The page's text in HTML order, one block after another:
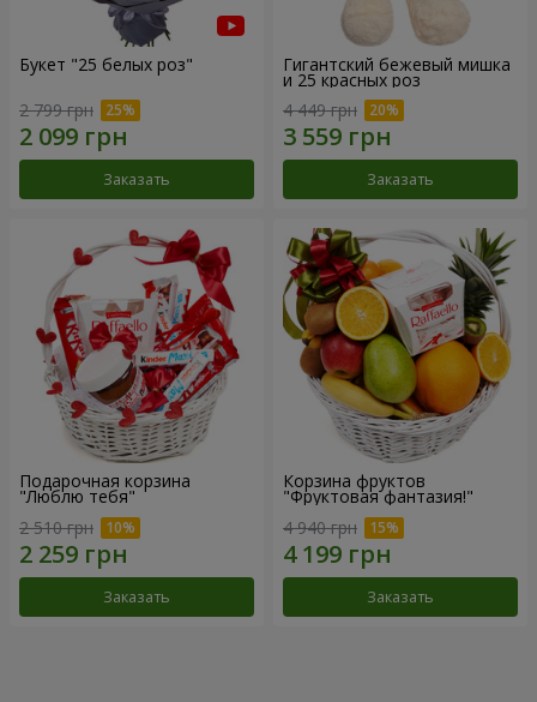
Букет "25 белых роз"
2 799 грн
Заказать
Гигантский бежевый мишка
и 25 красных роз
4 449 грн
Заказать
Подарочная корзина
"Люблю тебя"
2 510 грн
Заказать
Корзина фруктов
"Фруктовая фантазия!"
4 940 грн
Заказать